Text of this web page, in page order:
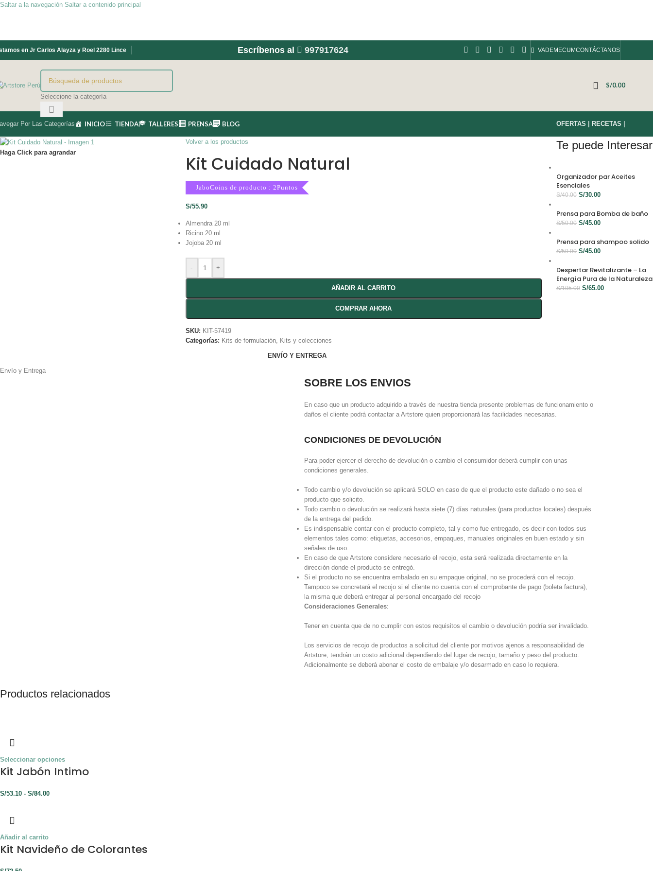
Saltar a la navegación Saltar a contenido principal
en Jr Carlos Alayza y Roel 2280 Lince Escríbenos al 997917624 VADEMECUMCONTÁCTANOS
Seleccione la categoría
S/0.00
Por Las Categorías INICIO TIENDA TALLERES PRENSA BLOG OFERTAS RECETAS
Haga Click para agrandar
Volver a los productos
Kit Cuidado Natural
JaboCoins de producto : 2Puntos
S/55.90
Almendra 20 ml
Ricino 20 ml
Jojoba 20 ml
- +
AÑADIR AL CARRITO
COMPRAR AHORA
SKU: KIT-57419
Categorías: Kits de formulación, Kits y colecciones
Te puede Interesar
Organizador par Aceites
Esenciales
S/40.00 S/30.00
Prensa para Bomba de baño
S/50.00 S/45.00
Prensa para shampoo solido
S/50.00 S/45.00
Despertar Revitalizante – La
Energía Pura de la Naturaleza
S/105.00 S/65.00
ENVÍO Y ENTREGA
Envío y Entrega
SOBRE LOS ENVIOS
En caso que un producto adquirido a través de nuestra tienda presente problemas de funcionamiento o
daños el cliente podrá contactar a Artstore quien proporcionará las facilidades necesarias.
CONDICIONES DE DEVOLUCIÓN
Para poder ejercer el derecho de devolución o cambio el consumidor deberá cumplir con unas
condiciones generales.
Todo cambio y/o devolución se aplicará SOLO en caso de que el producto este dañado o no sea el
producto que solicito.
Todo cambio o devolución se realizará hasta siete (7) días naturales (para productos locales) después
de la entrega del pedido.
Es indispensable contar con el producto completo, tal y como fue entregado, es decir con todos sus
elementos tales como: etiquetas, accesorios, empaques, manuales originales en buen estado y sin
señales de uso.
En caso de que Artstore considere necesario el recojo, esta será realizada directamente en la
dirección donde el producto se entregó.
Si el producto no se encuentra embalado en su empaque original, no se procederá con el recojo.
Tampoco se concretará el recojo si el cliente no cuenta con el comprobante de pago (boleta factura),
la misma que deberá entregar al personal encargado del recojo
Consideraciones Generales:
Tener en cuenta que de no cumplir con estos requisitos el cambio o devolución podría ser invalidado.
Los servicios de recojo de productos a solicitud del cliente por motivos ajenos a responsabilidad de
Artstore, tendrán un costo adicional dependiendo del lugar de recojo, tamaño y peso del producto.
Adicionalmente se deberá abonar el costo de embalaje y/o desarmado en caso lo requiera.
Productos relacionados
Seleccionar opciones
Kit Jabón Intimo
S/53.10 - S/84.00
Añadir al carrito
Kit Navideño de Colorantes